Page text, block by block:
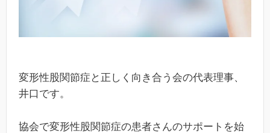
変形性股関節症と正しく向き合う会の代表理事、
井口です。
協会で変形性股関節症の患者さんのサポートを始